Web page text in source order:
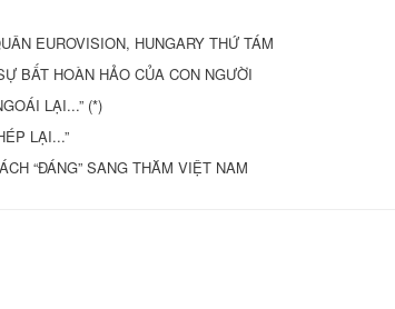
EUROVISION, HUNGARY THỨ TÁM
BẤT HOÀN HẢO CỦA CON NGƯỜI
LẠI...” (*)
LẠI...”
“ĐÁNG” SANG THĂM VIỆT NAM